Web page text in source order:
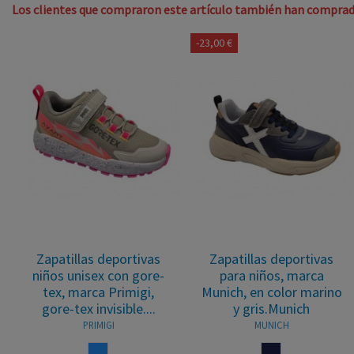
Los clientes que compraron este artículo también han
Zapatillas deportivas
niños unisex con gore-
tex, marca Primigi,
gore-tex invisible....
PRIMIGI
-23,00 €
Zapatillas deportivas
para niños, marca
Munich, en color marino
y gris.Munich
MUNICH